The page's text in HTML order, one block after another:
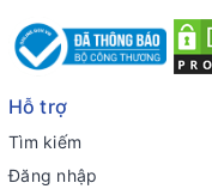
Hỗ trợ
Tìm kiếm
Đăng nhập